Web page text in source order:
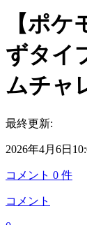
【ポ
ずタイ
ムチャ
最終更新:
2026年4月6日
コメント 0 件
コメント